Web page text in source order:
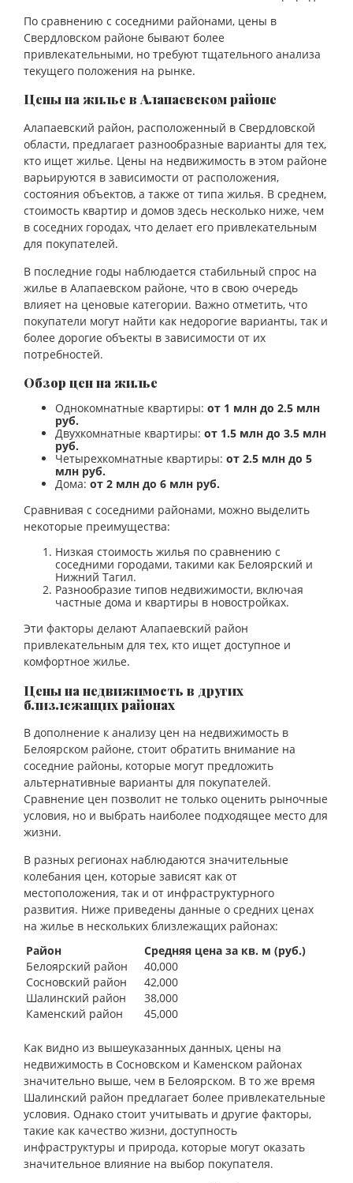
По сравнению с соседними районами, цены в
Свердловском районе бывают более
привлекательными, но требуют тщательного анализа
текущего положения на рынке.
Цены на жилье в Алапаевском районе
Алапаевский район, расположенный в Свердловской
области, предлагает разнообразные варианты для тех,
кто ищет жилье. Цены на недвижимость в этом районе
варьируются в зависимости от расположения,
состояния объектов, а также от типа жилья. В среднем,
стоимость квартир и домов здесь несколько ниже, чем
в соседних городах, что делает его привлекательным
для покупателей.
В последние годы наблюдается стабильный спрос на
жилье в Алапаевском районе, что в свою очередь
влияет на ценовые категории. Важно отметить, что
покупатели могут найти как недорогие варианты, так и
более дорогие объекты в зависимости от их
потребностей.
Обзор цен на жилье
Однокомнатные квартиры: от 1 млн до 2.5 млн
руб.
Двухкомнатные квартиры: от 1.5 млн до 3.5 млн
руб.
Четырехкомнатные квартиры: от 2.5 млн до 5
млн руб.
Дома: от 2 млн до 6 млн руб.
Сравнивая с соседними районами, можно выделить
некоторые преимущества:
Низкая стоимость жилья по сравнению с
соседними городами, такими как Белоярский и
Нижний Тагил.
Разнообразие типов недвижимости, включая
частные дома и квартиры в новостройках.
Эти факторы делают Алапаевский район
привлекательным для тех, кто ищет доступное и
комфортное жилье.
Цены на недвижимость в других
близлежащих районах
В дополнение к анализу цен на недвижимость в
Белоярском районе, стоит обратить внимание на
соседние районы, которые могут предложить
альтернативные варианты для покупателей.
Сравнение цен позволит не только оценить рыночные
условия, но и выбрать наиболее подходящее место для
жизни.
В разных регионах наблюдаются значительные
колебания цен, которые зависят как от
местоположения, так и от инфраструктурного
развития. Ниже приведены данные о средних ценах
на жилье в нескольких близлежащих районах:
Район
Средняя цена за кв. м (руб.)
Белоярский район
40,000
Сосновский район
42,000
Шалинский район
38,000
Каменский район
45,000
Как видно из вышеуказанных данных, цены на
недвижимость в Сосновском и Каменском районах
значительно выше, чем в Белоярском. В то же время
Шалинский район предлагает более привлекательные
условия. Однако стоит учитывать и другие факторы,
такие как качество жизни, доступность
инфраструктуры и природа, которые могут оказать
значительное влияние на выбор покупателя.